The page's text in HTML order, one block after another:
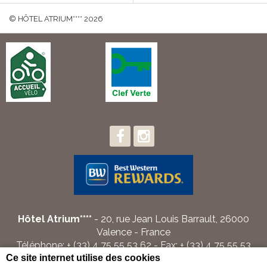
Ce site internet utilise des cookies
© HÔTEL ATRIUM**** 2026
Hôtel Atrium**** - 20, rue Jean Louis Barrault, 26000
Valence - France
Téléphone: + (33) 4 75 55 53 62 - Fax: + (33) 4 75 55 53
68 - E-mail :info@atrium-hotel.fr